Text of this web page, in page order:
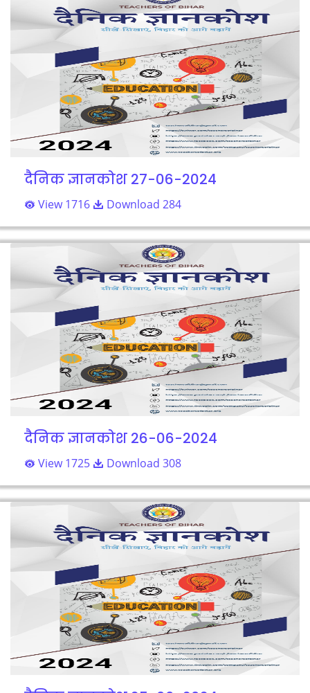
दैनिक ज्ञानकोश 27-06-2024
View 1716 Download 284
दैनिक ज्ञानकोश 26-06-2024
View 1725 Download 308